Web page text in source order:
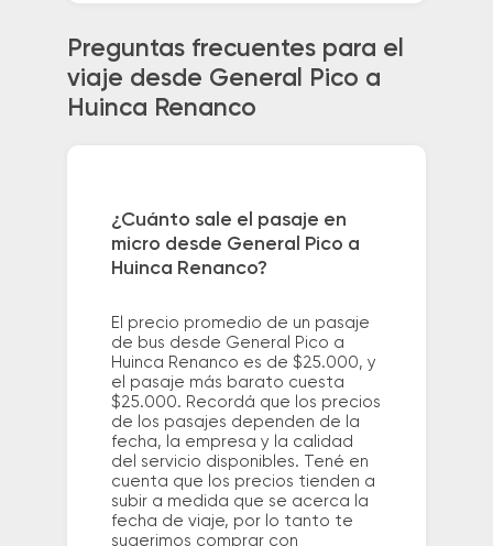
Preguntas frecuentes para el
viaje desde General Pico a
Huinca Renanco
¿Cuánto sale el pasaje en
micro desde General Pico a
Huinca Renanco?
El precio promedio de un pasaje
de bus desde General Pico a
Huinca Renanco es de $25.000, y
el pasaje más barato cuesta
$25.000. Recordá que los precios
de los pasajes dependen de la
fecha, la empresa y la calidad
del servicio disponibles. Tené en
cuenta que los precios tienden a
subir a medida que se acerca la
fecha de viaje, por lo tanto te
sugerimos comprar con